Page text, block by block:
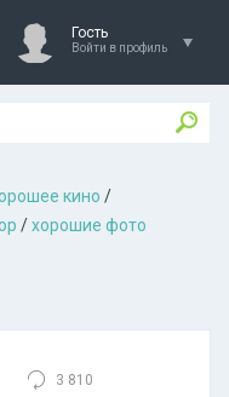
Гость
Войти в профиль
кино /
/хорошие фото
3 810